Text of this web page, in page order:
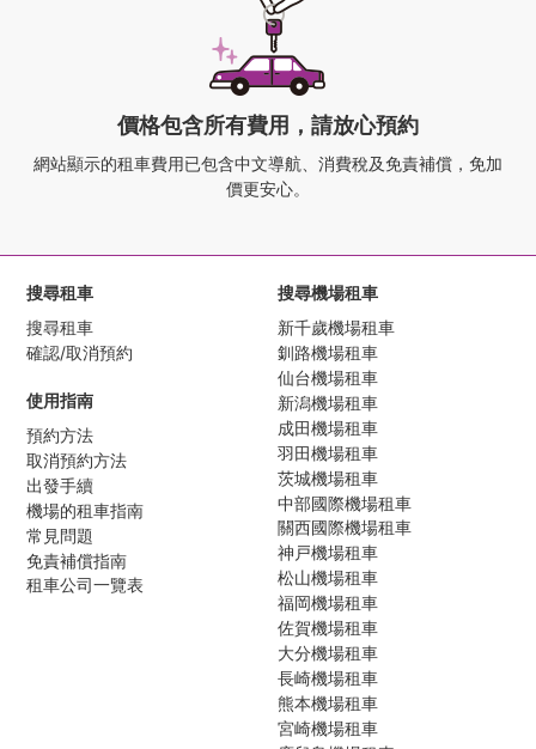
價格包含所有費用，請放心預約
網站顯示的租車費用已包含中文導航、 消費稅及免責補償，免加
價更安心。
搜尋租車
搜尋租車
確認/取消預約
使用指南
預約方法
取消預約方法
出發手續
機場的租車指南
常見問題
免責補償指南
租車公司一覽表
搜尋機場租車
新千歲機場租車
釧路機場租車
仙台機場租車
新潟機場租車
成田機場租車
羽田機場租車
茨城機場租車
中部國際機場租車
關西國際機場租車
神戸機場租車
松山機場租車
福岡機場租車
佐賀機場租車
大分機場租車
長崎機場租車
熊本機場租車
宮崎機場租車